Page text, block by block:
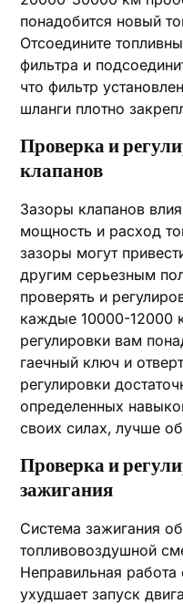
понадобится новый
Отсоедините
фильтра и
что фильтр
шланги плотно
Проверка и
клапанов
Зазоры клапанов
мощность и расход
зазоры могут
другим серьезным
проверять и
каждые 10000-12000
регулировки вам
гаечный ключ и
регулировки
определенных
своих силах‚ лучше
Проверка и
зажигания
Система зажигания
топливовоздушной
Неправильная
ухудшает запуск